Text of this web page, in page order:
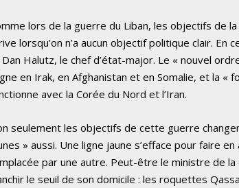
lors de la guerre du Liban, les objectifs de
lorsqu’on n’a aucun objectif politique clair.
Halutz, le chef d’état-major. Le « nouvel
en Irak, en Afghanistan et en Somalie, et la «
avec la Corée du Nord et l’Iran.
seulement les objectifs de cette guerre
» aussi. Une ligne jaune s’efface pour faire
par une autre. Peut-être le ministre de
le seuil de son domicile : les roquettes